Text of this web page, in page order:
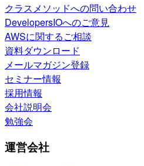
クラスメソッドへの問い合わせ
DevelopersIOへのご意見
AWSに関するご相談
資料ダウンロード
メールマガジン登録
セミナー情報
採用情報
会社説明会
勉強会
運営会社